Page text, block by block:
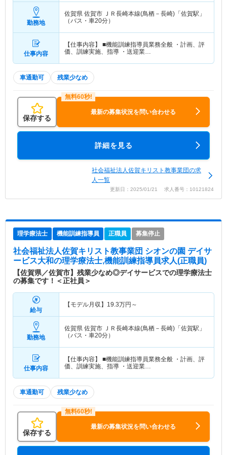
勤務地
佐賀県 佐賀市 ＪＲ長崎本線(鳥栖－長崎)「佐賀駅」
（バス・車20分）
仕事内容
【仕事内容】 ■機能訓練指導員業務全般 ・計画、評
価、訓練実施、指導 ・送迎業…
車通勤可 残業少なめ
保存する
最新の募集状況を問い合わせる
詳細を見る
社会福祉法人佐賀キリスト教事業団の求
人一覧
更新日：2025/01/21 求人番号：10121824
理学療法士 機能訓練指導員 正職員 募集停止
社会福祉法人佐賀キリスト教事業団 シオンの園 デイサ
ービス大和の理学療法士,機能訓練指導員求人(正職員)
【佐賀県／佐賀市】残業少なめ◎デイサービスでの理学療法士
の募集です！＜正社員＞
給与
【モデル月収】 19.3万円～
勤務地
佐賀県 佐賀市 ＪＲ長崎本線(鳥栖－長崎)「佐賀駅」
（バス・車20分）
仕事内容
【仕事内容】 ■機能訓練指導員業務全般 ・計画、評
価、訓練実施、指導 ・送迎業…
車通勤可 残業少なめ
保存する
最新の募集状況を問い合わせる